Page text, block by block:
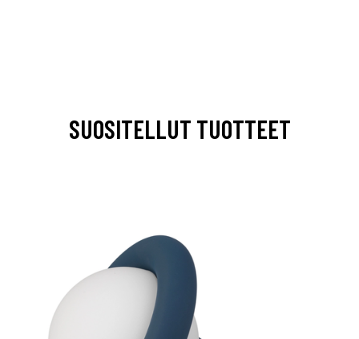
SUOSITELLUT TUOTTEET